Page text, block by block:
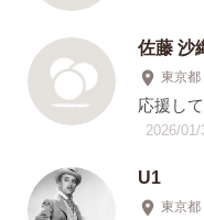
佐藤 沙
東京都
応援し
2026/
U1
東京都